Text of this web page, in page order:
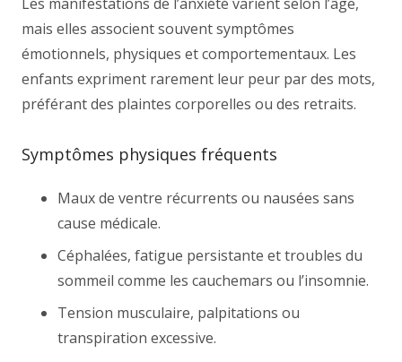
mais elles associent souvent symptômes
émotionnels, physiques et comportementaux. Les
enfants expriment rarement leur peur par des mots,
préférant des plaintes corporelles ou des retraits.
Symptômes physiques fréquents
Maux de ventre récurrents ou nausées sans
cause médicale.
Céphalées, fatigue persistante et troubles du
sommeil comme les cauchemars ou l’insomnie.
Tension musculaire, palpitations ou
transpiration excessive.